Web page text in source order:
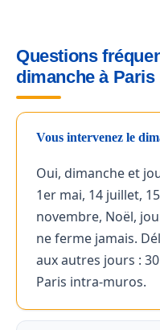
Questions
dimanche à Paris
Vous intervenez le
Oui, dimanche et
1er mai, 14 juillet,
novembre, Noël,
ne ferme jamais.
aux autres jours :
Paris intra-muros.